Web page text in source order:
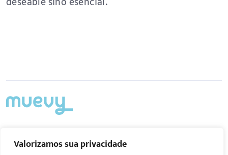
Valorizamos sua privacidade
Acompanhe nas redes